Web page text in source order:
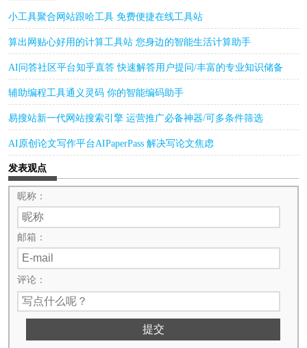
小工具聚合网站跟哈工具 免费便捷在线工具站
算出网贴心好用的计算工具站 您身边的智能生活计算助手
AI问答社区平台知乎直答 快速解答用户提问/丰富的专业知识储备
辅助编程工具通义灵码 你的智能编码助手
易搜站新一代网站搜索引擎 运营推广必备神器/可多条件筛选
AI原创论文写作平台AIPaperPass 解决写论文焦虑
发表观点
昵称：
邮箱：
评论：